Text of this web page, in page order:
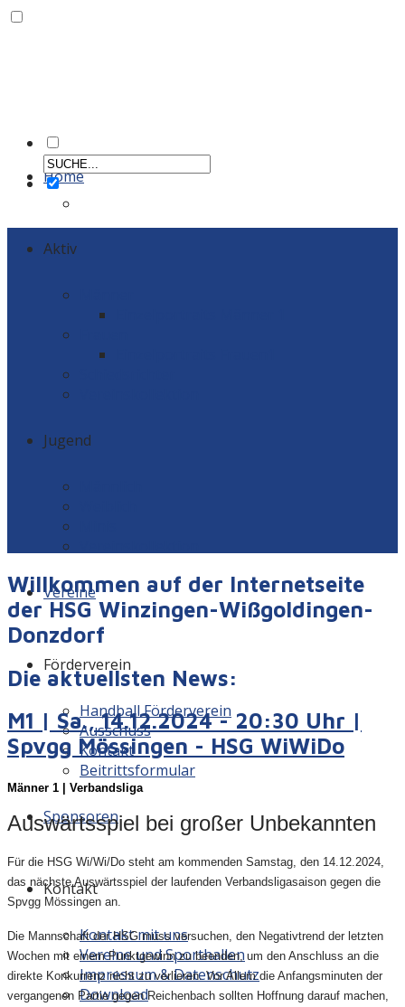
Home
Aktiv
Jugend
Vereine
Förderverein
Handball Förderverein
Ausschuss
Kontakt
Beitrittsformular
Sponsoren
Kontakt
Kontakt mit uns
Vereine und Sporthallen
Impressum & Datenschutz
Download
Willkommen auf der Internetseite
der HSG Winzingen-Wißgoldingen-
Donzdorf
Die aktuellsten News:
M1 | Sa., 14.12.2024 - 20:30 Uhr |
Spvgg Mössingen - HSG WiWiDo
Männer 1 | Verbandsliga
Auswärtsspiel bei großer Unbekannten
Für die HSG Wi/Wi/Do steht am kommenden Samstag, den 14.12.2024,
das nächste Auswärtsspiel der laufenden Verbandsligasaison gegen die
Spvgg Mössingen an.
Die Mannschaft der HSG muss versuchen, den Negativtrend der letzten
Wochen mit einem Punktgewinn zu beenden, um den Anschluss an die
direkte Konkurrenz nicht zu verlieren. Vor Allem die Anfangsminuten der
vergangenen Partie gegen Reichenbach sollten Hoffnung darauf machen,